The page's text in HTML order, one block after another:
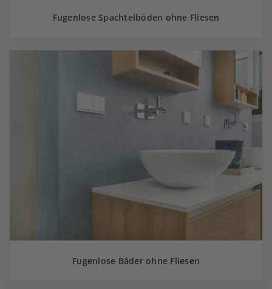
Fugenlose Spachtelböden ohne Fliesen
Fugenlose Bäder ohne Fliesen